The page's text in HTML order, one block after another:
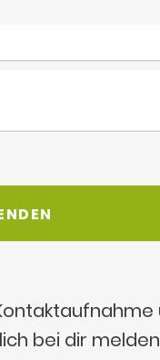
bei dir